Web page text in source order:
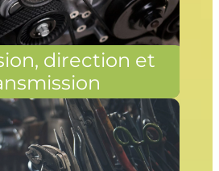
direction et